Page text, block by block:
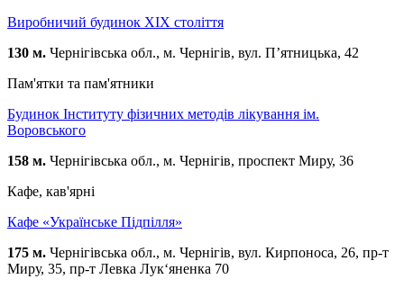
Виробничий будинок ХІХ століття
130 м. Чернігівська обл., м. Чернігів, вул. П’ятницька, 42
Пам'ятки та пам'ятники
Будинок Інституту фізичних методів лікування ім.
Воровського
158 м. Чернігівська обл., м. Чернігів, проспект Миру, 36
Кафе, кав'ярні
Кафе «Українське Підпілля»
175 м. Чернігівська обл., м. Чернігів, вул. Кирпоноса, 26, пр-т
Миру, 35, пр-т Левка Лук‘яненка 70